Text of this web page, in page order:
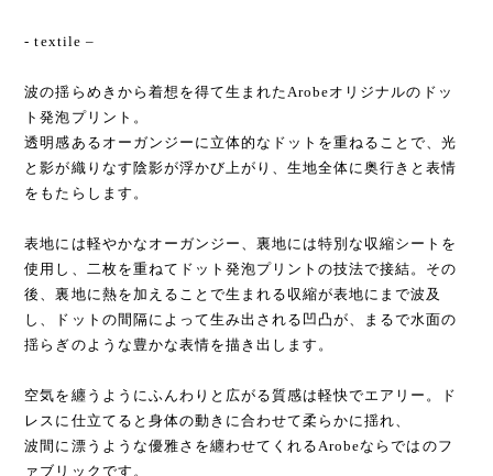
- textile –
波の揺らめきから着想を得て生まれたArobeオリジナルのドッ
ト発泡プリント。
透明感あるオーガンジーに立体的なドットを重ねることで、光
と影が織りなす陰影が浮かび上がり、生地全体に奥行きと表情
をもたらします。
表地には軽やかなオーガンジー、裏地には特別な収縮シートを
使用し、二枚を重ねてドット発泡プリントの技法で接結。その
後、裏地に熱を加えることで生まれる収縮が表地にまで波及
し、ドットの間隔によって生み出される凹凸が、まるで水面の
揺らぎのような豊かな表情を描き出します。
空気を纏うようにふんわりと広がる質感は軽快でエアリー。ド
レスに仕立てると身体の動きに合わせて柔らかに揺れ、
波間に漂うような優雅さを纏わせてくれるArobeならではのフ
ァブリックです。